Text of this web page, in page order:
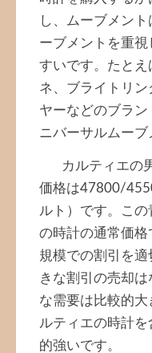
し、ムーブメン
ーブメントを重
すいです。たと
ネ、ブライトリン
ヤーなどのブラ
ニバーサルムーブ
カルティエの男
価格は47800/
ルト）です。こ
の時計の通常価
規模での割引を
きな割引の売却
な需要は比較的
ルティエの時計
的強いです。